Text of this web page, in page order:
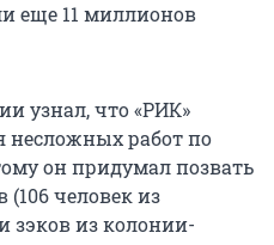
еще 11 миллионов
узнал, что «РИК»
работ по
он придумал позвать
(106человек из
зэков из колонии-